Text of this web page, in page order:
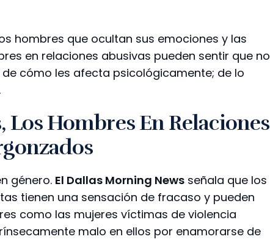
hombres que ocultan sus emociones y las
en relaciones abusivas pueden sentir que no
cómo les afecta psicológicamente; de lo
Los Hombres En Relaciones
género. El Dallas Morning News señala que los
tienen una sensación de fracaso y pueden
como las mujeres víctimas de violencia
malo en ellos por enamorarse de